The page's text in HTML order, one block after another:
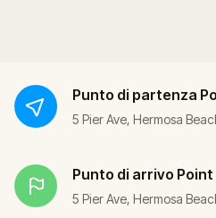
Punto di partenza
5 Pier Ave, Hermosa
Punto di arrivo Point
5 Pier Ave, Hermosa